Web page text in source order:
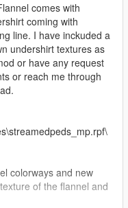
comes with
coming with
line. I have inckuded a
undershirt textures as
or have any request
or reach me through
colorways and new
of the flannel and